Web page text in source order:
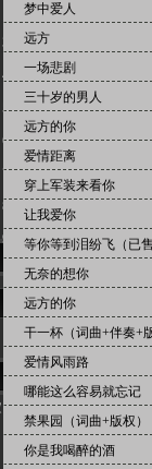
3
4
5
6
7
8
9
10
首页 > 已售歌曲
梦中爱人
远方
一场悲剧
三十岁的男人
远方的你
爱情距离
穿上军装来看你
让我爱你
等你等到泪纷飞（已
无奈的想你
远方的你
干一杯（词曲+伴奏+
爱情风雨路
哪能这么容易就忘记
禁果园（词曲+版权）
你是我喝醉的酒